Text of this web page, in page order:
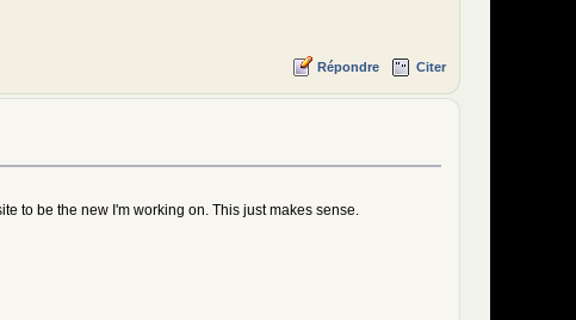
url]~'), array('$1', '$1'), $link);
[^"]*?)?(?:(?:www|[a-z]{2})\.)?youtube\.com/[^"#[]*?(?:&|&amp;|/
z]{2})/[^"]*?)?(?:(?:www|[a-z]{2})\.)?youtube\.com/[^"#[]*?(?:&|&amp;|/
([a-z0-9]{1,18})',
Répondre Citer
to be the new I'm working on. This just makes sense.